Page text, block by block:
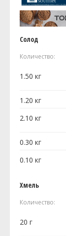
Солод
Количество:
1.50 кг
1.20 кг
2.10 кг
0.30 кг
0.10 кг
Хмель
Количество:
20 г